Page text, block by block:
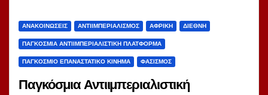
ΑΝΑΚΟΙΝΏΣΕΙΣ ΑΝΤΙΙΜΠΕΡΙΑΛΙΣΜΌΣ ΑΦΡΙΚΉ ΔΙΕΘΝΉ
ΠΑΓΚΌΣΜΙΑ ΑΝΤΙΙΜΠΕΡΙΑΛΙΣΤΙΚΉ ΠΛΑΤΦΌΡΜΑ
ΠΑΓΚΌΣΜΙΟ ΕΠΑΝΑΣΤΑΤΙΚΌ ΚΊΝΗΜΑ ΦΑΣΙΣΜΌΣ
Παγκόσμια Αντιιμπεριαλιστική